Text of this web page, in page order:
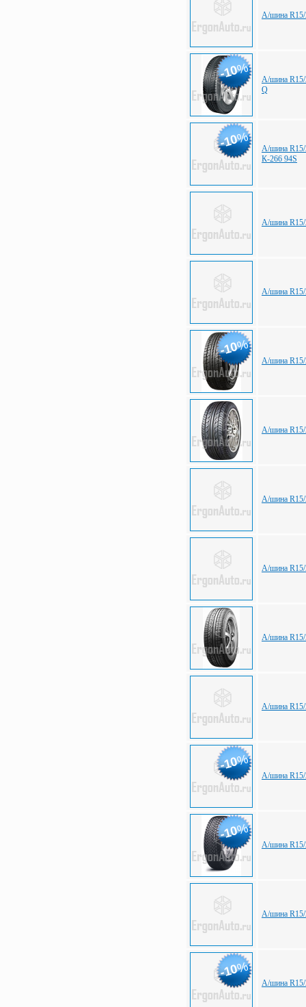
А/шина
-10%
А/шина R15/
Q
-10%
А/шина R15/
К-266 94S
А/шина R15/
А/шина R15/
-10%
А/шина
А/шина R15/
А/шина
А/шина R15/
А/шина R15/
А/шина R15/
-10%
А/шина R15/
-10%
А/шина R15/
А/шина R15/
-10%
А/шина R15/